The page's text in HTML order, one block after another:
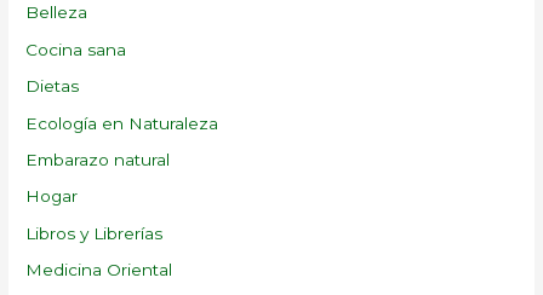
Belleza
Cocina sana
Dietas
Ecología en Naturaleza
Embarazo natural
Hogar
Libros y Librerías
Medicina Oriental